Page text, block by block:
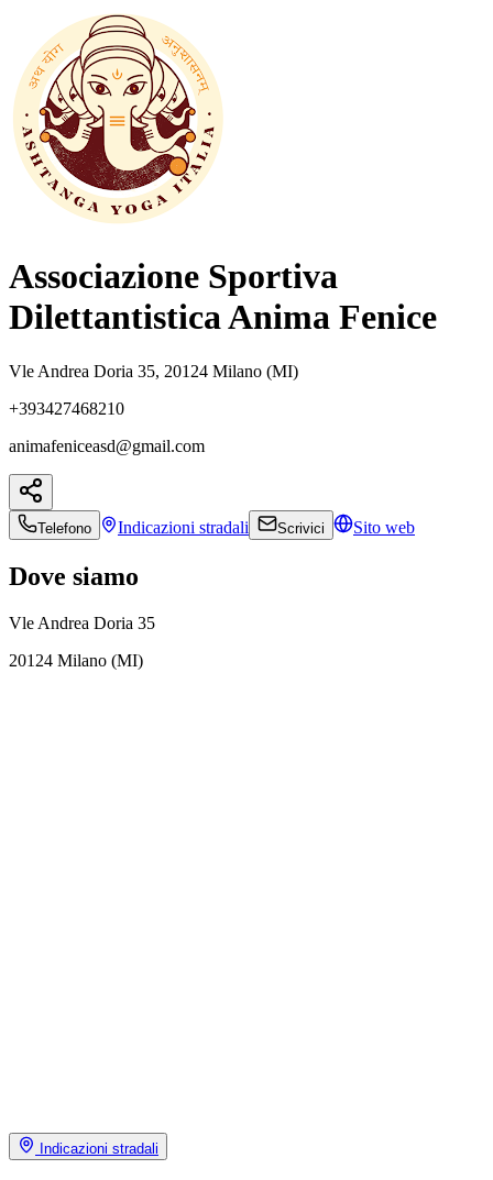
Associazione Sportiva
Dilettantistica Anima Fenice
Vle Andrea Doria 35, 20124 Milano (MI)
+393427468210
animafeniceasd@gmail.com
Telefono Indicazioni stradali Scrivici Sito web
Dove siamo
Vle Andrea Doria 35
20124 Milano (MI)
Indicazioni stradali